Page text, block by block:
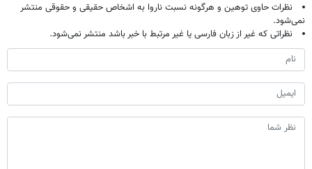
نظرات حاوی توهین و هرگونه نسبت ناروا به اشخاص حقیقی و حقوقی منتشر
نمی‌شود.
نظراتی که غیر از زبان فارسی یا غیر مرتبط با خبر باشد منتشر نمی‌شود.